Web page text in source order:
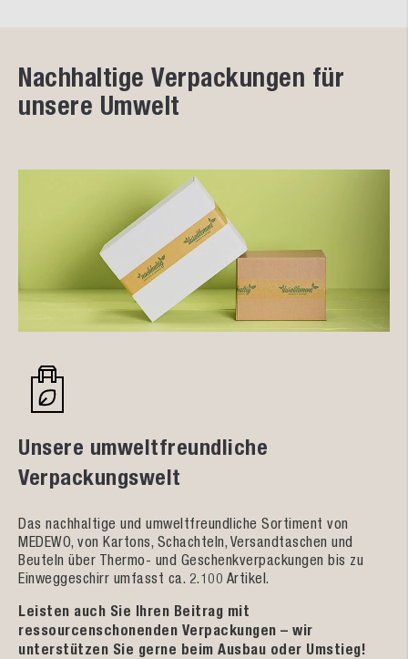
Nachhaltige Verpackungen für
unsere Umwelt
Unsere umweltfreundliche
Verpackungswelt
Das nachhaltige und umweltfreundliche Sortiment von
MEDEWO, von Kartons, Schachteln, Versandtaschen und
Beuteln über Thermo- und Geschenkverpackungen bis zu
Einweggeschirr umfasst ca. 2.100 Artikel.
Leisten auch Sie Ihren Beitrag mit
ressourcenschonenden Verpackungen – wir
unterstützen Sie gerne beim Ausbau oder Umstieg!